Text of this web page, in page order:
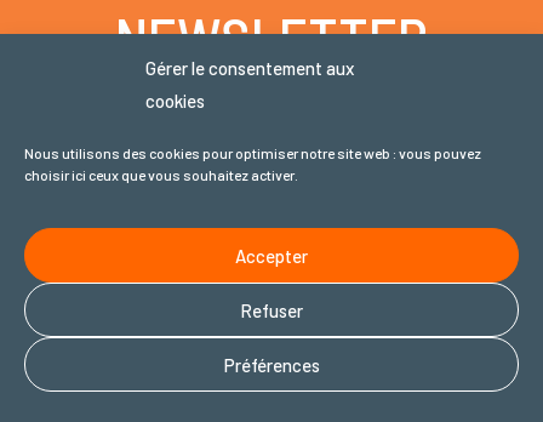
Gérer le consentement aux
cookies
Nous utilisons des cookies pour optimiser notre site web : vous pouvez
choisir ici ceux que vous souhaitez activer.
Accepter
Refuser
Préférences
NEWSLETTER
NOUS SOUTENIR
Voisins & Soins est une association à but
non lucratif d’intérêt général, habilitée à
recevoir des dons déductibles fiscalement.